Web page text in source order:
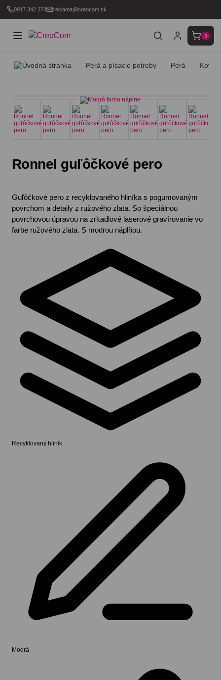
0917 342 273 reklama@creocom.sk
3
Perá a písacie potreby Perá
Ronnel guľôčkové pero
Guľôčkové pero z recyklovaného hliníka s pogumovaným
povrchom a detaily z ružového zlata. So špeciálnou
povrchovou úpravou na zrkadlové laserové gravírovanie vo
farbe ružového zlata. S modrou náplňou.
Recyklovaný hliník
Modrá